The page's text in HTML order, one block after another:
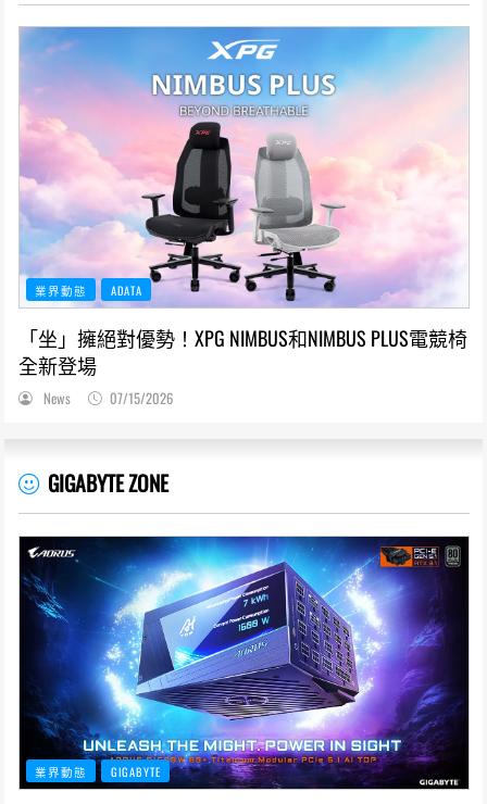
業界動態 ADATA
「坐」擁絕對優勢！XPG NIMBUS和NIMBUS PLUS電競椅
全新登場
News 07/15/2026
GIGABYTE ZONE
業界動態 GIGABYTE